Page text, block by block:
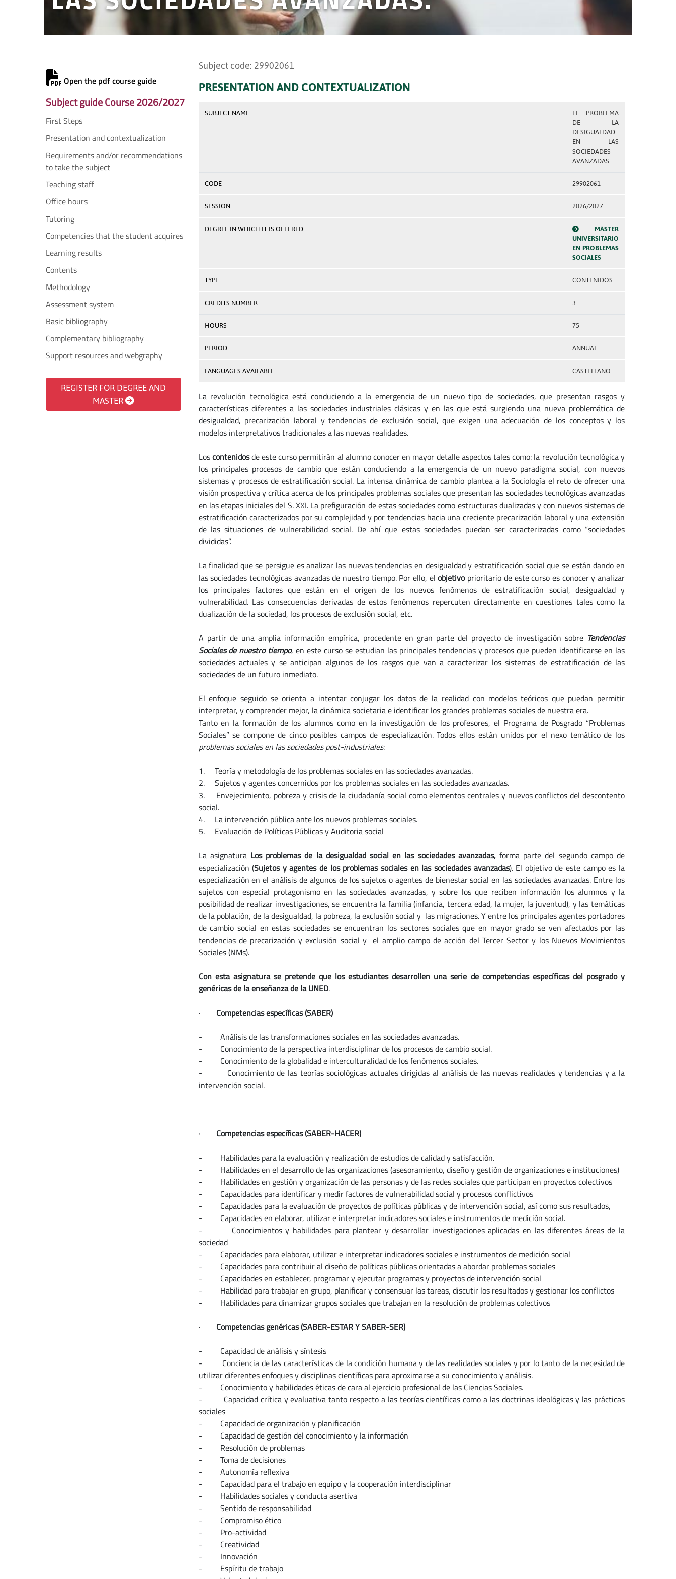
Open the pdf course guide
Subject guide Course 2026/2027
First Steps
Presentation and contextualization
Requirements and/or recommendations
to take the subject
Teaching staff
Office hours
Tutoring
Competencies that the student acquires
Learning results
Contents
Methodology
Assessment system
Basic bibliography
Complementary bibliography
Support resources and webgraphy
REGISTER FOR DEGREE AND
MASTER
Subject code: 29902061
PRESENTATION AND CONTEXTUALIZATION
SUBJECT NAME
EL PROBLEMA
DE LA
DESIGUALDAD
EN LAS
SOCIEDADES
AVANZADAS.
CODE 29902061
SESSION 2026/2027
DEGREE IN WHICH IT IS OFFERED
MÁSTER
UNIVERSITARIO
EN PROBLEMAS
SOCIALES
TYPE CONTENIDOS
CREDITS NUMBER 3
HOURS 75
PERIOD ANNUAL
LANGUAGES AVAILABLE CASTELLANO
La revolución tecnológica está conduciendo a la emergencia de un nuevo tipo de sociedades, que presentan rasgos y
características diferentes a las sociedades industriales clásicas y en las que está surgiendo una nueva problemática de
desigualdad, precarización laboral y tendencias de exclusión social, que exigen una adecuación de los conceptos y los
modelos interpretativos tradicionales a las nuevas realidades.
Loscontenidosde este curso permitirán al alumno conocer en mayor detalle aspectos tales como: la revolución tecnológica y
los principales procesos de cambio que están conduciendo a la emergencia de un nuevo paradigma social, con nuevos
sistemas y procesos de estratificación social. La intensa dinámica de cambio plantea a la Sociología el reto de ofrecer una
visión prospectiva y crítica acerca de los principales problemas sociales que presentan las sociedades tecnológicas avanzadas
en las etapas iniciales del S. XXI. La prefiguración de estas sociedades como estructuras dualizadas y con nuevos sistemas de
estratificación caracterizados por su complejidad y por tendencias hacia una creciente precarización laboral y una extensión
de las situaciones de vulnerabilidad social. De ahí que estas sociedades puedan ser caracterizadas como “sociedades
divididas”.
La finalidad que se persigue es analizar las nuevas tendencias en desigualdad y estratificación social que se están dando en
las sociedades tecnológicas avanzadas de nuestro tiempo. Por ello, elobjetivoprioritario de este curso es conocer y analizar
los principales factores que están en el origen de los nuevos fenómenos de estratificación social, desigualdad y
vulnerabilidad. Las consecuencias derivadas de estos fenómenos repercuten directamente en cuestiones tales como la
dualización de la sociedad, los procesos de exclusión social, etc.
A partir de una amplia información empírica, procedente en gran parte del proyecto de investigación sobre Tendencias
Sociales de nuestro tiempo, en este curso se estudian las principales tendencias y procesos que pueden identificarse en las
sociedades actuales y se anticipan algunos de los rasgos que van a caracterizar los sistemas de estratificación de las
sociedades de un futuro inmediato.
El enfoque seguido se orienta a intentar conjugar los datos de la realidad con modelos teóricos que puedan permitir
interpretar, y comprender mejor, la dinámica societaria e identificar los grandes problemas sociales de nuestra era.
Tanto en la formación de los alumnos como en la investigación de los profesores, el Programa de Posgrado “Problemas
Sociales” se compone de cinco posibles campos de especialización. Todos ellos están unidos por el nexo temático de los
problemas sociales en las sociedades post-industriales:
1. Teoría y metodología de los problemas sociales en las sociedades avanzadas.
2. Sujetos y agentes concernidos por los problemas sociales en las sociedades avanzadas.
3. Envejecimiento, pobreza y crisis de la ciudadanía social como elementos centrales y nuevos conflictos del descontento
social.
4. La intervención pública ante los nuevos problemas sociales.
5. Evaluación de Políticas Públicas y Auditoria social
La asignatura Los problemas de la desigualdad social en las sociedades avanzadas, forma parte del segundo campo de
especialización (Sujetos y agentes de los problemas sociales en las sociedades avanzadas). El objetivo de este campo es la
especialización en el análisis de algunos de los sujetos o agentes de bienestar social en las sociedades avanzadas. Entre los
sujetos con especial protagonismo en las sociedades avanzadas, y sobre los que reciben información los alumnos y la
posibilidad de realizar investigaciones, se encuentra la familia (infancia, tercera edad, la mujer, la juventud), y las temáticas
de la población, de la desigualdad, la pobreza, la exclusión social y las migraciones. Y entre los principales agentes portadores
de cambio social en estas sociedades se encuentran los sectores sociales que en mayor grado se ven afectados por las
tendencias de precarización y exclusión social y el amplio campo de acción del Tercer Sector y los Nuevos Movimientos
Sociales (NMs).
Con esta asignatura se pretende que los estudiantes desarrollen una serie de competencias específicas del posgrado y
genéricas de la enseñanza de la UNED.
· Competencias específicas (SABER)
- Análisis de las transformaciones sociales en las sociedades avanzadas.
- Conocimiento de la perspectiva interdisciplinar de los procesos de cambio social.
- Conocimiento de la globalidad e interculturalidad de los fenómenos sociales.
- Conocimiento de las teorías sociológicas actuales dirigidas al análisis de las nuevas realidades y tendencias y a la
intervención social.
· Competencias específicas (SABER-HACER)
- Habilidades para la evaluación y realización de estudios de calidad y satisfacción.
- Habilidades en el desarrollo de las organizaciones (asesoramiento, diseño y gestión de organizaciones e instituciones)
- Habilidades en gestión y organización de las personas y de las redes sociales que participan en proyectos colectivos
- Capacidades para identificar y medir factores de vulnerabilidad social y procesos conflictivos
- Capacidades para la evaluación de proyectos de políticas públicas y de intervención social, así como sus resultados,
- Capacidades en elaborar, utilizar e interpretar indicadores sociales e instrumentos de medición social.
- Conocimientos y habilidades para plantear y desarrollar investigaciones aplicadas en las diferentes áreas de la
sociedad
- Capacidades para elaborar, utilizar e interpretar indicadores sociales e instrumentos de medición social
- Capacidades para contribuir al diseño de políticas públicas orientadas a abordar problemas sociales
- Capacidades en establecer, programar y ejecutar programas y proyectos de intervención social
- Habilidad para trabajar en grupo, planificar y consensuar las tareas, discutir los resultados y gestionar los conflictos
- Habilidades para dinamizar grupos sociales que trabajan en la resolución de problemas colectivos
· Competencias genéricas (SABER-ESTAR Y SABER-SER)
- Capacidad de análisis y síntesis
- Conciencia de las características de la condición humana y de las realidades sociales y por lo tanto de la necesidad de
utilizar diferentes enfoques y disciplinas científicas para aproximarse a su conocimiento y análisis.
- Conocimiento y habilidades éticas de cara al ejercicio profesional de las Ciencias Sociales.
- Capacidad crítica y evaluativa tanto respecto a las teorías científicas como a las doctrinas ideológicas y las prácticas
sociales
- Capacidad de organización y planificación
- Capacidad de gestión del conocimiento y la información
- Resolución de problemas
- Toma de decisiones
- Autonomía reflexiva
- Capacidad para el trabajo en equipo y la cooperación interdisciplinar
- Habilidades sociales y conducta asertiva
- Sentido de responsabilidad
- Compromiso ético
- Pro-actividad
- Creatividad
- Innovación
- Espíritu de trabajo